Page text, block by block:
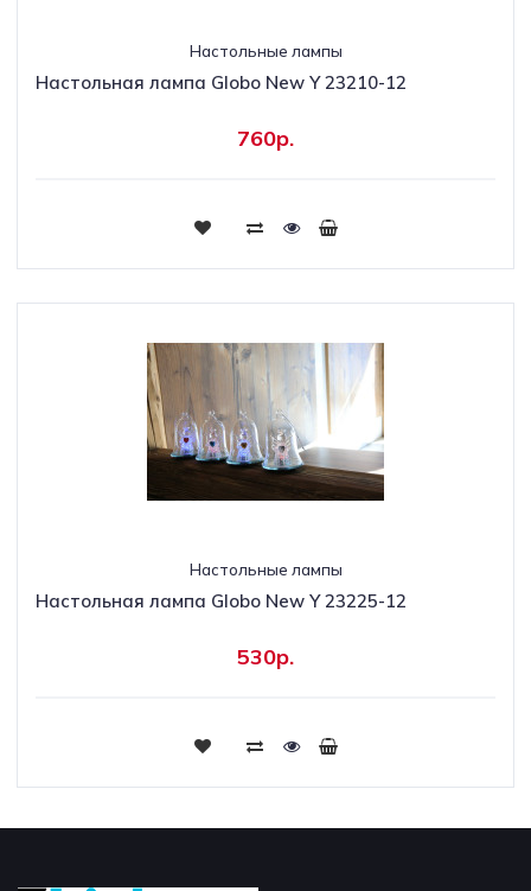
Настольные лампы
Настольная лампа Globo New Y 23210-12
760р.
Настольные лампы
Настольная лампа Globo New Y 23225-12
530р.